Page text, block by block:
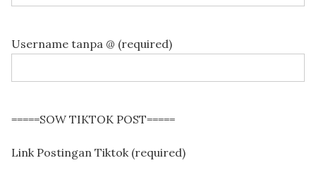
Username tanpa @ (required)
=====SOW TIKTOK POST=====
Link Postingan Tiktok (required)